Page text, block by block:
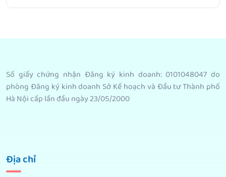
Số giấy chứng nhận Đăng ký kinh doanh: 0101048047 do
phòng Đăng ký kinh doanh Sở Kế hoạch và Đầu tư Thành phố
Hà Nội cấp lần đầu ngày 23/05/2000
Địa chỉ